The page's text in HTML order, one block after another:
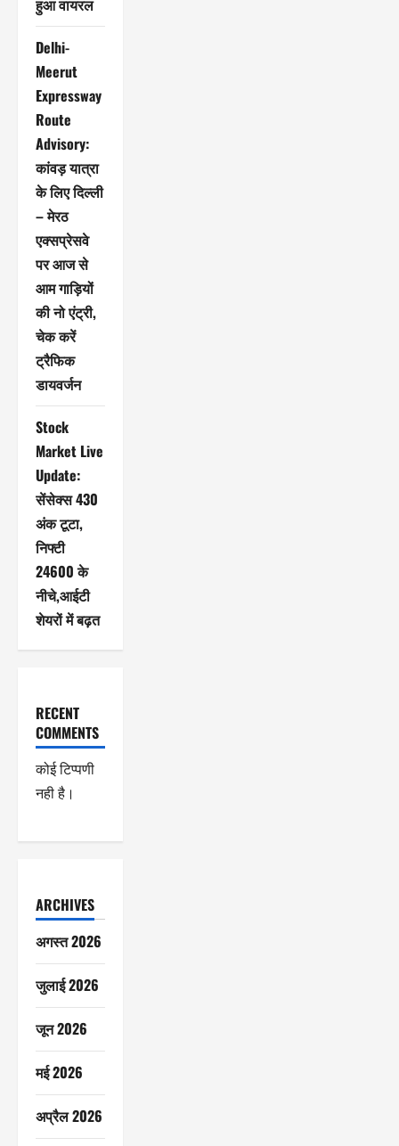
हुआ वायरल
Delhi-
Meerut
Expressway
Route
Advisory:
कांवड़ यात्रा
के लिए दिल्ली
– मेरठ
एक्सप्रेसवे
पर आज से
आम गाड़ियों
की नो एंट्री,
चेक करें
ट्रैफिक
डायवर्जन
Stock
Market Live
Update:
सेंसेक्स 430
अंक टूटा,
निफ्टी
24600 के
नीचे,आईटी
शेयरों में बढ़त
RECENT
COMMENTS
कोई टिप्पणी
नही है।
ARCHIVES
अगस्त 2026
जुलाई 2026
जून 2026
मई 2026
अप्रैल 2026